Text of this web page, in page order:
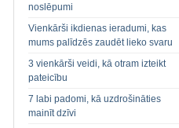
noslēpumi
Vienkārši ikdienas ieradumi, kas
mums palīdzēs zaudēt lieko svaru
3 vienkārši veidi, kā otram izteikt
pateicību
7 labi padomi, kā uzdrošināties
mainīt dzīvi